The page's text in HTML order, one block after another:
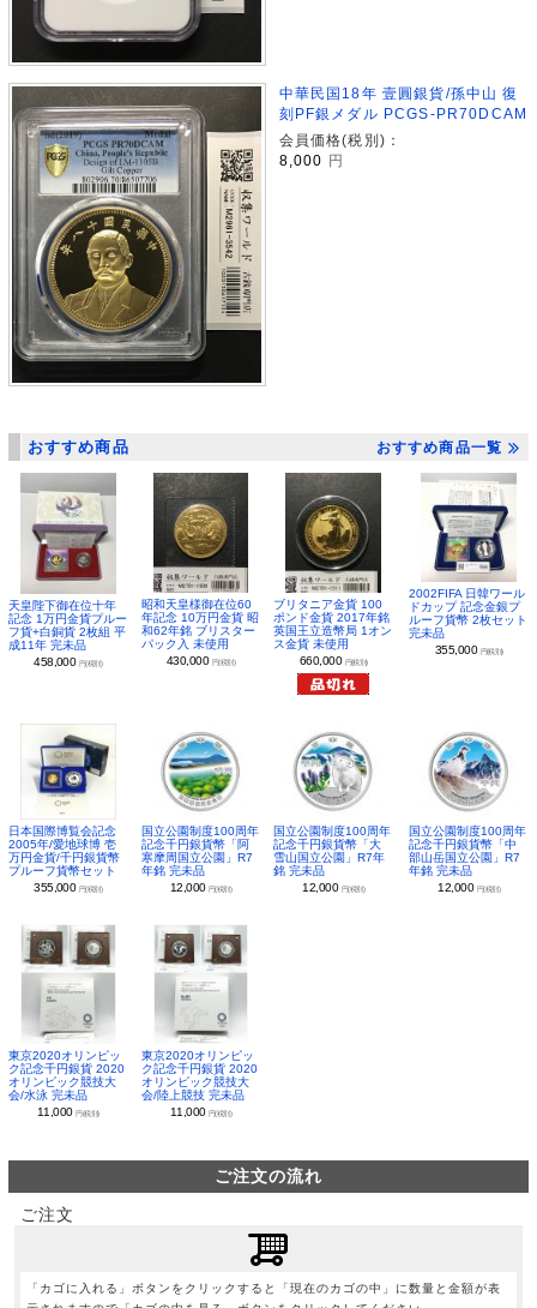
中華民国18年 壹圓銀貨/孫中山 復
刻PF銀メダル PCGS-PR70DCAM
会員価格(税別)：
8,000
円
おすすめ商品 おすすめ商品一覧
天皇陛下御在位十年
記念 1万円金貨プルー
フ貨+白銅貨 2枚組 平
成11年 完未品
458,000 円(税別)
昭和天皇様御在位60
年記念 10万円金貨 昭
和62年銘 ブリスター
パック入 未使用
430,000 円(税別)
ブリタニア金貨 100
ポンド金貨 2017年銘
英国王立造幣局 1オン
ス金貨 未使用
660,000 円(税別)
2002FIFA 日韓ワール
ドカップ 記念金銀プ
ルーフ貨幣 2枚セット
完未品
355,000 円(税別)
日本国際博覧会記念
2005年/愛地球博 壱
万円金貨/千円銀貨幣
プルーフ貨幣セット
355,000 円(税別)
国立公園制度100周年
記念千円銀貨幣「阿
寒摩周国立公園」R7
年銘 完未品
12,000 円(税別)
国立公園制度100周年
記念千円銀貨幣「大
雪山国立公園」R7年
銘 完未品
12,000 円(税別)
国立公園制度100周年
記念千円銀貨幣「中
部山岳国立公園」R7
年銘 完未品
12,000 円(税別)
東京2020オリンピッ
ク記念千円銀貨 2020
オリンピック競技大
会/水泳 完未品
11,000円(税別)
東京2020オリンピッ
ク記念千円銀貨 2020
オリンピック競技大
会/陸上競技 完未品
11,000 円(税別)
ご注文の流れ
ご注文
「カゴに入れる」ボタンをクリックすると「現在のカゴの中」に数量と金額が表